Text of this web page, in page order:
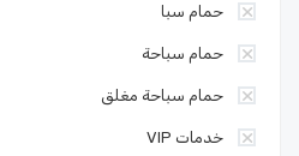
حمام سبا
حمام سباحة
حمام سباحة مغلق
خدمات VIP